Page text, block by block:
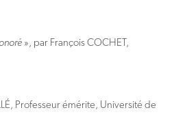
», par François COCHET,
Professeur émérite, Université de